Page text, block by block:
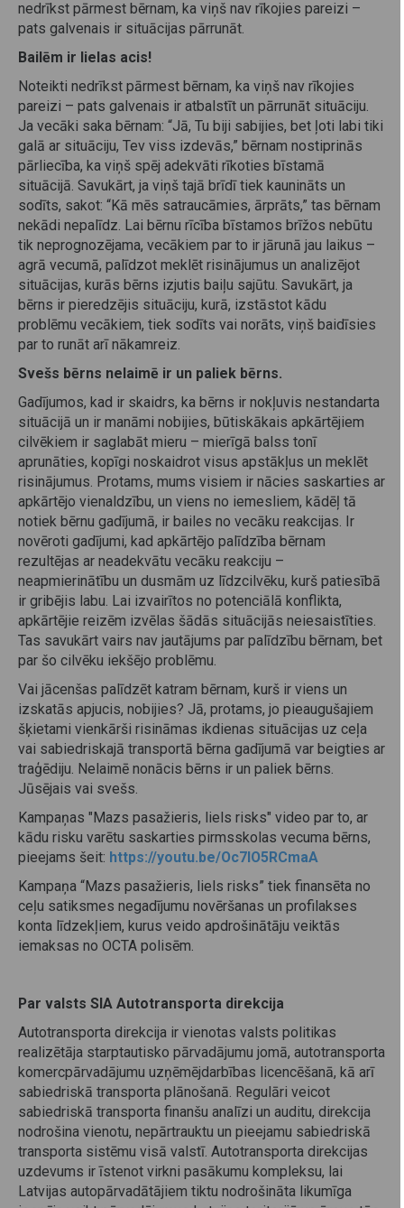
nedrīkst pārmest bērnam, ka viņš nav rīkojies pareizi –
pats galvenais ir situācijas pārrunāt.
Bailēm ir lielas acis!
Noteikti nedrīkst pārmest bērnam, ka viņš nav rīkojies
pareizi – pats galvenais ir atbalstīt un pārrunāt situāciju.
Ja vecāki saka bērnam: “Jā, Tu biji sabijies, bet ļoti labi tiki
galā ar situāciju, Tev viss izdevās,” bērnam nostiprinās
pārliecība, ka viņš spēj adekvāti rīkoties bīstamā
situācijā. Savukārt, ja viņš tajā brīdī tiek kaunināts un
sodīts, sakot: “Kā mēs satraucāmies, ārprāts,” tas bērnam
nekādi nepalīdz. Lai bērnu rīcība bīstamos brīžos nebūtu
tik neprognozējama, vecākiem par to ir jārunā jau laikus –
agrā vecumā, palīdzot meklēt risinājumus un analizējot
situācijas, kurās bērns izjutis baiļu sajūtu. Savukārt, ja
bērns ir pieredzējis situāciju, kurā, izstāstot kādu
problēmu vecākiem, tiek sodīts vai norāts, viņš baidīsies
par to runāt arī nākamreiz.
Svešs bērns nelaimē ir un paliek bērns.
Gadījumos, kad ir skaidrs, ka bērns ir nokļuvis nestandarta
situācijā un ir manāmi nobijies, būtiskākais apkārtējiem
cilvēkiem ir saglabāt mieru – mierīgā balss tonī
aprunāties, kopīgi noskaidrot visus apstākļus un meklēt
risinājumus. Protams, mums visiem ir nācies saskarties ar
apkārtējo vienaldzību, un viens no iemesliem, kādēļ tā
notiek bērnu gadījumā, ir bailes no vecāku reakcijas. Ir
novēroti gadījumi, kad apkārtējo palīdzība bērnam
rezultējas ar neadekvātu vecāku reakciju –
neapmierinātību un dusmām uz līdzcilvēku, kurš patiesībā
ir gribējis labu. Lai izvairītos no potenciālā konflikta,
apkārtējie reizēm izvēlas šādās situācijās neiesaistīties.
Tas savukārt vairs nav jautājums par palīdzību bērnam, bet
par šo cilvēku iekšējo problēmu.
Vai jācenšas palīdzēt katram bērnam, kurš ir viens un
izskatās apjucis, nobijies? Jā, protams, jo pieaugušajiem
šķietami vienkārši risināmas ikdienas situācijas uz ceļa
vai sabiedriskajā transportā bērna gadījumā var beigties ar
traģēdiju. Nelaimē nonācis bērns ir un paliek bērns.
Jūsējais vai svešs.
Kampaņas "Mazs pasažieris, liels risks" video par to, ar
kādu risku varētu saskarties pirmsskolas vecuma bērns,
pieejams šeit: https://youtu.be/Oc7lO5RCmaA
Kampaņa “Mazs pasažieris, liels risks” tiek finansēta no
ceļu satiksmes negadījumu novēršanas un profilakses
konta līdzekļiem, kurus veido apdrošinātāju veiktās
iemaksas no OCTA polisēm.
Par valsts SIA Autotransporta direkcija
Autotransporta direkcija ir vienotas valsts politikas
realizētāja starptautisko pārvadājumu jomā, autotransporta
komercpārvadājumu uzņēmējdarbības licencēšanā, kā arī
sabiedriskā transporta plānošanā. Regulāri veicot
sabiedriskā transporta finanšu analīzi un auditu, direkcija
nodrošina vienotu, nepārtrauktu un pieejamu sabiedriskā
transporta sistēmu visā valstī. Autotransporta direkcijas
uzdevums ir īstenot virkni pasākumu kompleksu, lai
Latvijas autopārvadātājiem tiktu nodrošināta likumīga